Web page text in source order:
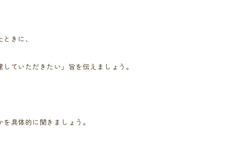
きに、
ていただきたい」旨を伝えましょう。
具体的に聞きましょう。